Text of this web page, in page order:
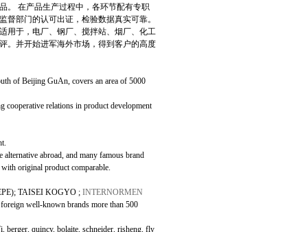
。
在产品生产过程中，各环节配有专职
部门的认可出证，检验数据真实可靠。
用于，电厂、钢厂、搅拌站、烟厂、化工
。并开始进军海外市场，得到客户的高度
of Beijing GuAn, covers an area of 5000
relations in product development
abroad, and many famous brand
original product comparable.
TAISEI KOGYO ;INTERNORMEN
well-known brands more than 500
quincy, bolaite, schneider, risheng, fly